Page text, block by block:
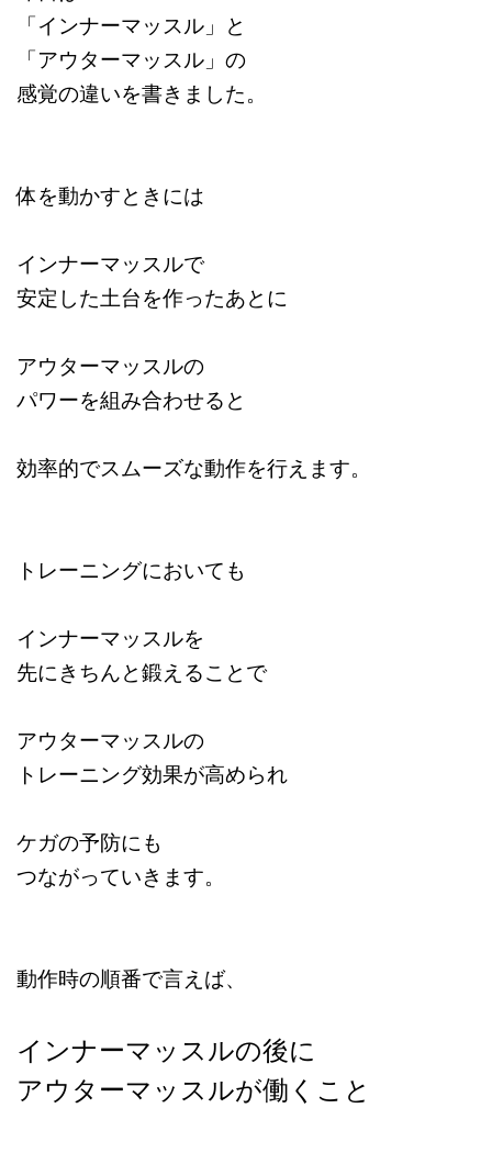
「インナーマッスル」と
「アウターマッスル」の
感覚の違いを書きました。
体を動かすときには
インナーマッスルで
安定した土台を作ったあとに
アウターマッスルの
パワーを組み合わせると
効率的でスムーズな動作を行えます。
トレーニングにおいても
インナーマッスルを
先にきちんと鍛えることで
アウターマッスルの
トレーニング効果が高められ
ケガの予防にも
つながっていきます。
動作時の順番で言えば、
インナーマッスルの後に
アウターマッスルが働くこと